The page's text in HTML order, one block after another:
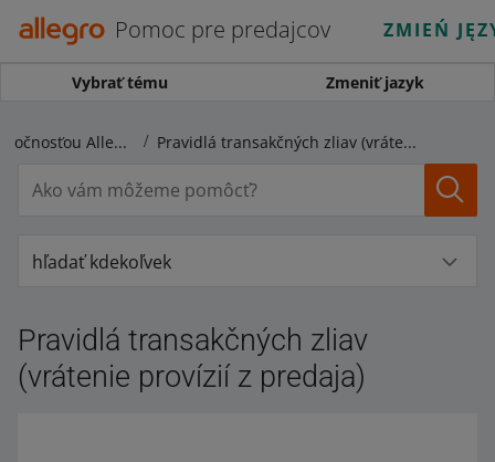
Pomoc pre predajcov ZMIEŃ
Vybrať tému Zmeniť jazyk
Vyúčtovania so spoločnosťou Allegro Pravidlá transakčných zliav (vrátenie provízií z predaja)
hľadať kdekoľvek
Pravidlá transakčných zliav
(vrátenie provízií z predaja)